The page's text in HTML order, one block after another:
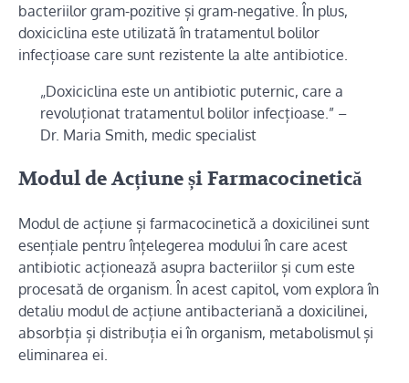
bacteriilor gram-pozitive și gram-negative. În plus,
doxiciclina este utilizată în tratamentul bolilor
infecțioase care sunt rezistente la alte antibiotice.
„Doxiciclina este un antibiotic puternic, care a
revoluționat tratamentul bolilor infecțioase.” –
Dr. Maria Smith, medic specialist
Modul de Acțiune și Farmacocinetică
Modul de acțiune și farmacocinetică a doxicilinei sunt
esențiale pentru înțelegerea modului în care acest
antibiotic acționează asupra bacteriilor și cum este
procesată de organism. În acest capitol, vom explora în
detaliu modul de acțiune antibacteriană a doxicilinei,
absorbția și distribuția ei în organism, metabolismul și
eliminarea ei.